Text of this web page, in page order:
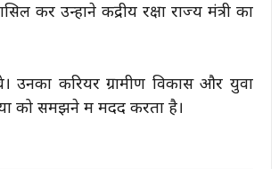
कर उन्होंने केंद्रीय रक्षा राज्य मंत्री का
करियर ग्रामीण विकास और युवा
को समझने में मदद करता है।